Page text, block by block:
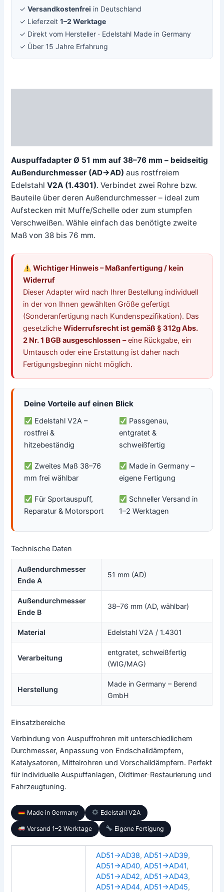
✓Versandkostenfrei in Deutschland
✓ Lieferzeit1–2 Werktage
✓ Direkt vom Hersteller · Edelstahl Made in Germany
✓ Über 15 Jahre Erfahrung
Auspuffadapter Ø 51 mm auf 38–76 mm – beidseitig
Außendurchmesser (AD→AD) aus rostfreiem
EdelstahlV2A (1.4301). Verbindet zwei Rohre bzw.
Bauteile über deren Außendurchmesser – ideal zum
Aufstecken mit Muffe/Schelle oder zum stumpfen
Verschweißen. Wähle einfach das benötigte zweite
Maß von 38 bis 76 mm.
Wichtiger Hinweis – Maßanfertigung / kein
Widerruf
Dieser Adapter wird nach Ihrer Bestellung individuell
in der von Ihnen gewählten Größe gefertigt
(Sonderanfertigung nach Kundenspezifikation). Das
gesetzlicheWiderrufsrecht ist gemäß § 312g Abs.
2 Nr. 1 BGB ausgeschlossen – eine Rückgabe, ein
Umtausch oder eine Erstattung ist daher nach
Fertigungsbeginn nicht möglich.
Deine Vorteile auf einen Blick
Edelstahl V2A –
rostfrei &
hitzebeständig
Passgenau,
entgratet &
schweißfertig
Zweites Maß 38–76
mm frei wählbar
Made in Germany –
eigene Fertigung
Für Sportauspuff,
Reparatur & Motorsport
Schneller Versand in
1–2 Werktagen
Technische Daten
Außendurchmesser
Ende A
51 mm (AD)
Außendurchmesser
Ende B
38–76 mm (AD, wählbar)
Material Edelstahl V2A / 1.4301
Verarbeitung
entgratet, schweißfertig
(WIG/MAG)
Herstellung
Made in Germany – Berend
GmbH
Einsatzbereiche
Verbindung von Auspuffrohren mit unterschiedlichem
Durchmesser, Anpassung von Endschalldämpfern,
Katalysatoren, Mittelrohren und Vorschalldämpfern. Perfekt
für individuelle Auspuffanlagen, Oldtimer-Restaurierung und
Fahrzeugtuning.
Made in Germany Edelstahl V2A
Versand 1–2 Werktage Eigene Fertigung
AD51→AD38, AD51→AD39,
AD51→AD40, AD51→AD41,
AD51→AD42, AD51→AD43,
AD51→AD44, AD51→AD45,